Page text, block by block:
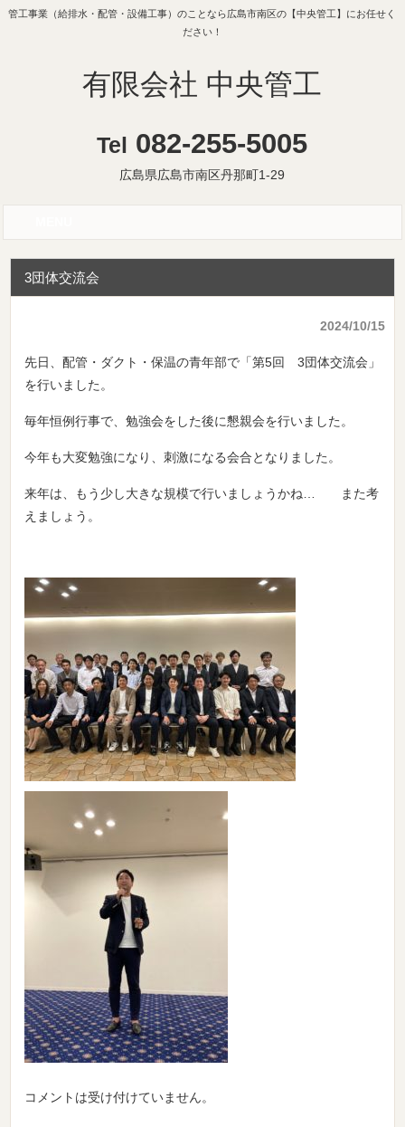
管工事業（給排水・配管・設備工事）のことなら広島市南区の【中央管工】にお任せく
ださい！
有限会社 中央管工
Tel 082-255-5005
広島県広島市南区丹那町1-29
3団体交流会
2024/10/15
先日、配管・ダクト・保温の青年部で「第5回 3団体交流会」
を行いました。
毎年恒例行事で、勉強会をした後に懇親会を行いました。
今年も大変勉強になり、刺激になる会合となりました。
来年は、もう少し大きな規模で行いましょうかね… また考
えましょう。
コメントは受け付けていません。